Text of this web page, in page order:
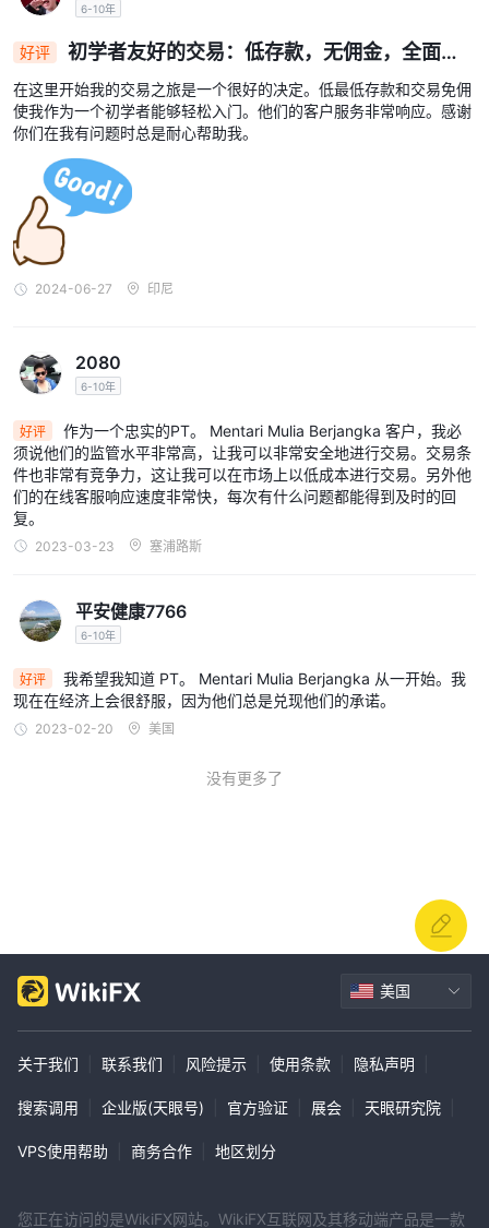
6-10年
好评
初学者友好的交易：低存款，无佣金，全面支
持
在这里开始我的交易之旅是一个很好的决定。低最低存款和交易免佣
使我作为一个初学者能够轻松入门。他们的客户服务非常响应。感谢
你们在我有问题时总是耐心帮助我。
2024-06-27 印尼
2080
6-10年
好评
作为一个忠实的PT。 Mentari Mulia Berjangka 客户，我必
须说他们的监管水平非常高，让我可以非常安全地进行交易。交易条
件也非常有竞争力，这让我可以在市场上以低成本进行交易。另外他
们的在线客服响应速度非常快，每次有什么问题都能得到及时的回
复。
2023-03-23 塞浦路斯
平安健康7766
6-10年
好评
我希望我知道 PT。 Mentari Mulia Berjangka 从一开始。我
现在在经济上会很舒服，因为他们总是兑现他们的承诺。
2023-02-20 美国
没有更多了
美国
关于我们 联系我们 风险提示 使用条款 隐私声明
搜索调用 企业版(天眼号) 官方验证 展会 天眼研究院
VPS使用帮助 商务合作 地区划分
您正在访问的是WikiFX网站。WikiFX互联网及其移动端产品是一款